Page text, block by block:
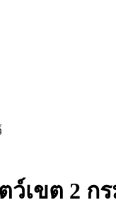
เขต 2 ก